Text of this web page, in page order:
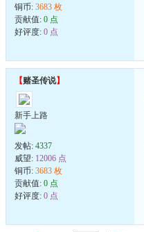
铜币: 3683 枚
贡献值: 0 点
好评度: 0 点
【赌圣传说】
新手上路
发帖: 4337
威望: 12006 点
铜币: 3683 枚
贡献值: 0 点
好评度: 0 点